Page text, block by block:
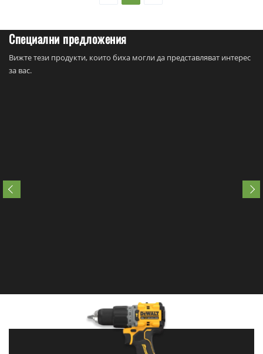
Специални предложения
Вижте тези продукти, които биха могли да представляват интерес
за вас.